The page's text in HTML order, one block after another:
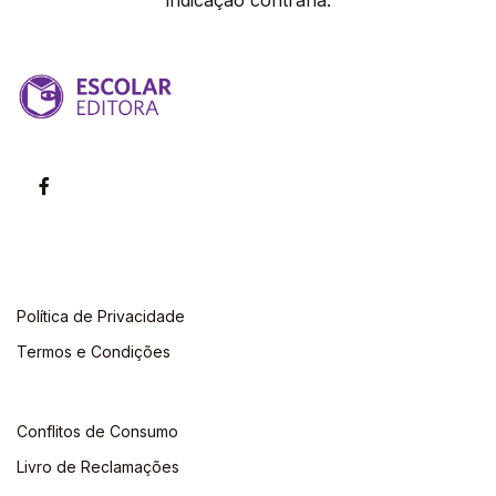
Política de Privacidade
Termos e Condições
Conflitos de Consumo
Livro de Reclamações